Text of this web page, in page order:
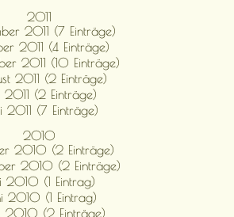
2011
2011 (7 Einträge)
2011 (4 Einträge)
2011 (10 Einträge)
2011 (2 Einträge)
2011 (2 Einträge)
2011 (7 Einträge)
2010
2010 (2 Einträge)
2010 (2 Einträge)
2010 (1 Eintrag)
2010 (1 Eintrag)
2010 (2 Einträge)